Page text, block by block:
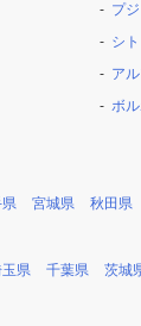
プ
シ
ア
ボ
宮城県 秋田県
県 千葉県 茨城